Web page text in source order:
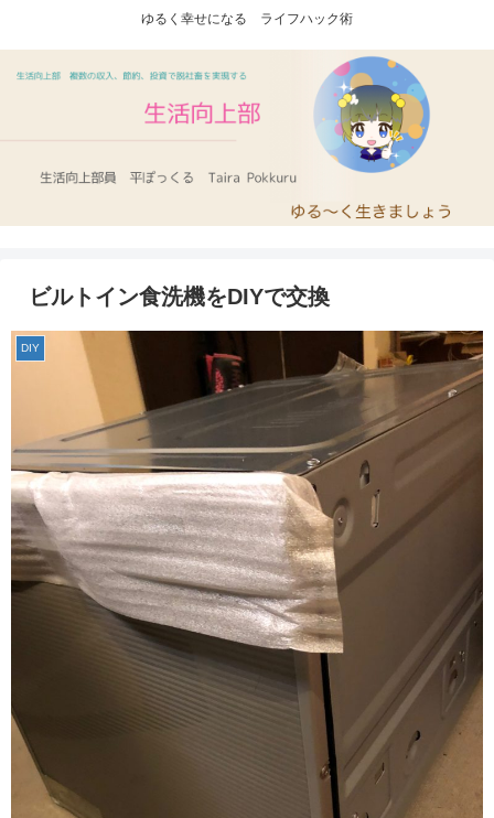
ゆるく幸せになる ライフハック術
ビルトイン食洗機をDIYで交換
DIY